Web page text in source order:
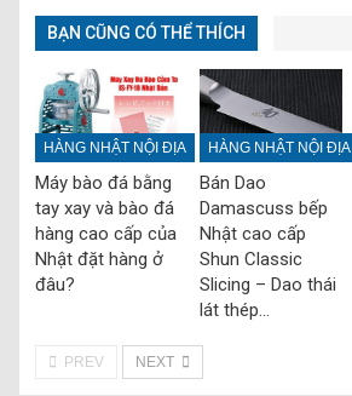
BẠN CŨNG CÓ THỂ THÍCH
HÀNG NHẬT NỘI ĐỊA
Máy bào đá bằng
tay xay và bào đá
hàng cao cấp của
Nhật đặt hàng ở
đâu?
HÀNG NHẬT NỘI ĐỊA
Bán Dao
Damascuss bếp
Nhật cao cấp
Shun Classic
Slicing – Dao thái
lát thép…
PREV NEXT